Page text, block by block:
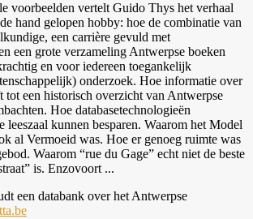
voorbeelden vertelt Guido Thys het verhaal
hand gelopen hobby: hoe de combinatie van
een carrière gevuld met
een grote verzameling Antwerpse boeken
en voor iedereen toegankelijk
onderzoek. Hoe informatie over
tot een historisch overzicht van Antwerpse
Hoe databasetechnologieën
leeszaal kunnen besparen. Waarom het Model
al Vermoeid was. Hoe er genoeg ruimte was
Waarom “rue du Gage” echt niet de beste
is. Enzovoort ...
een databank over het Antwerpse